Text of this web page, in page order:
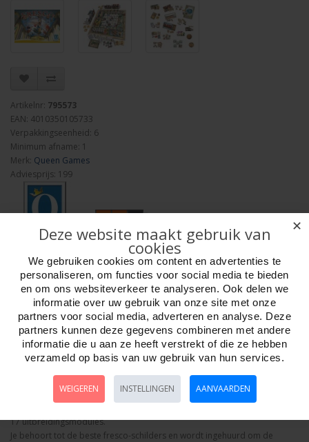
Artikelnr: 795573
EAN: 4010350105733
Verpakkingseenheid: 6
Minimum afname: 1
Merk: Queen Games
Adviesprijs: 199
Aantal
Bestellen
Omschrijving Foto hoge resolutie Details
FRESCO Mega Box. Engelse versie
17 uitbreidingsmodules.
Je behoort tot de beste fresco-schilders en wordt ingehuurd om de
✕
Deze website maakt gebruik van
cookies
We gebruiken cookies om content en advertenties te
personaliseren, om functies voor social media te bieden
en om ons websiteverkeer te analyseren. Ook delen we
informatie over uw gebruik van onze site met onze
partners voor social media, adverteren en analyse. Deze
partners kunnen deze gegevens combineren met andere
informatie die u aan ze heeft verstrekt of die ze hebben
verzameld op basis van uw gebruik van hun services.
WEIGEREN INSTELLINGEN AANVAARDEN